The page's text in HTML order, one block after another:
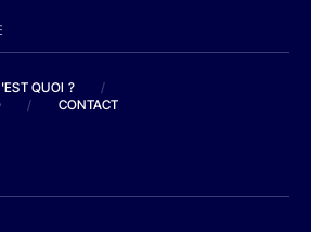
QUOI ?
/
/ CONTACT